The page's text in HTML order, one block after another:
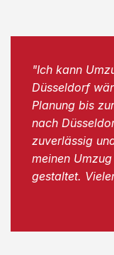
"Ich kann
Düsseldorf
Planung bis
nach
zuverlässig
meinen
gestaltet.